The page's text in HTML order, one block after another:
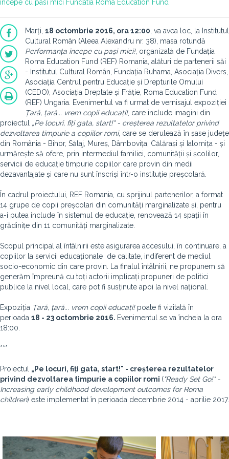
incepe cu pasi mici Fundatia Roma Education Fund
Marți, 18 octombrie 2016, ora 12:00 , va avea loc, la Institutul
Cultural Român (Aleea Alexandru nr. 38), masa rotundă
Performanța începe cu pași mici!, organizată de Fundația
Roma Education Fund (REF) Romania, alături de partenerii săi
- Institutul Cultural Român, Fundația Ruhama, Asociația Divers,
Asociația Centrul pentru Educație și Drepturile Omului
(CEDO), Asociația Dreptate și Frăție, Roma Education Fund
(REF) Ungaria.
Evenimentul va fi urmat de vernisajul expoziției
Țară, țară... vrem copii educați!, care include imagini din
proiectul „Pe locuri, fiți gata, start!" - creșterea rezultatelor privind
dezvoltarea timpurie a copiilor romi, care se derulează în șase județe
din România - Bihor, Sălaj, Mureș, Dâmbovița, Călărași și Ialomița - și
urmărește să ofere, prin intermediul familiei, comunității și școlilor,
servicii de educație timpurie copiilor care provin din medii
dezavantajate și care nu sunt înscriși într-o instituție preșcolară.
În cadrul proiectului, REF Romania, cu sprijinul partenerilor, a format
14 grupe de copii preșcolari din comunități marginalizate și, pentru
a-i putea include în sistemul de educație, renovează 14 spații în
grădinițe din 11 comunități marginalizate.
Scopul principal al întâlnirii este asigurarea accesului, în continuare, a
copiilor la servicii educaționale de calitate, indiferent de mediul
socio-economic din care provin.
La finalul întâlnirii, ne propunem să
generăm împreună cu toți actorii implicați propuneri de politici
publice la nivel local, care pot fi susținute apoi la nivel naționa
Expoziția Țară, țară... vrem copii educați! poate fi vizitată în
perioada 18 - 23 octombrie 2016. Evenimentul se va încheia la ora
18:00.
***
Proiectul „Pe locuri, fiți gata, start!" - creșterea rezultatelor
privind dezvoltarea timpurie a copiilor romi ("Ready Set Go!" -
Increasing early childhood development outcomes for Roma
children) este implementat în perioada decembrie 2014 - aprilie 2017.